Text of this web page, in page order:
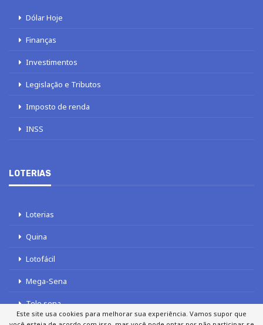
Dólar Hoje
Finanças
Investimentos
Legislação e Tributos
Imposto de renda
INSS
LOTERIAS
Loterias
Quina
Lotofácil
Mega-Sena
Tele sena
Este site usa cookies para melhorar sua experiência. Vamos supor que